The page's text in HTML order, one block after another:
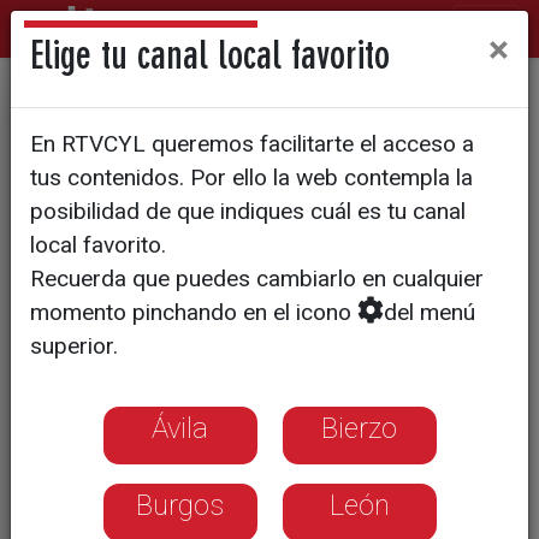
Nuevos medios para rescatar
a los mineros chilenos
Esperan sacarles en unos dos
meses
Los familiares han recibido la
Elige tu canal local favorito ×
En RTVCYL queremos facilitarte el acceso a
tus contenidos. Por ello la web contempla la
posibilidad de que indiques cuál es tu canal
local favorito.
Recuerda que puedes cambiarlo en cualquier
momento pinchando en el icono
del menú
superior.
Ávila Bierzo
Burgos León